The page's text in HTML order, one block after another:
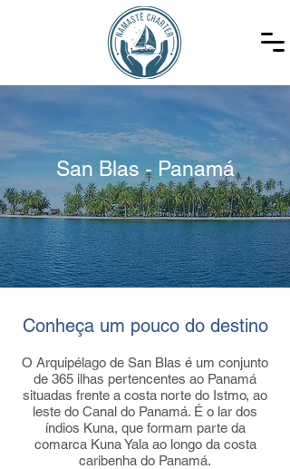
San Blas - Panamá
Conheça um pouco do destino
O Arquipélago de San Blas é um conjunto
de 365 ilhas pertencentes ao Panamá
situadas frente a costa norte do Istmo, ao
leste do Canal do Panamá. É o lar dos
índios Kuna, que formam parte da
comarca Kuna Yala ao longo da costa
caribenha do Panamá.